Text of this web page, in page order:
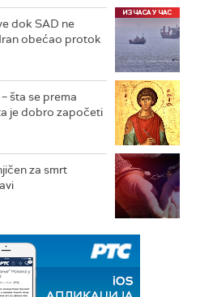
dok SAD ne
obećao protok
šta se prema
je dobro započeti
za smrt